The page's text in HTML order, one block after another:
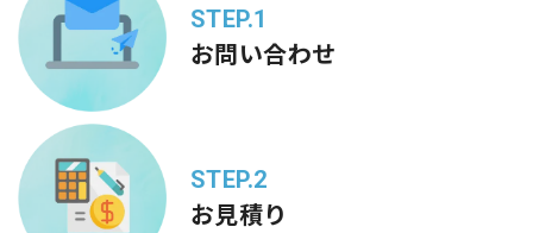
STEP.1
お問い合わせ
STEP.2
お見積り